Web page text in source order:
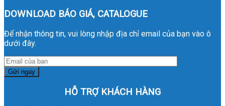
DOWNLOAD BÁO GIÁ, CATALOGUE
Để nhận thông tin, vui lòng nhập địa chỉ email của bạn vào ô
dưới đây.
HỖ TRỢ KHÁCH HÀNG